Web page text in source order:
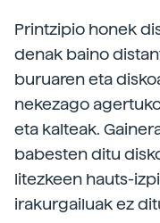
Printzipio honek
denak baino
buruaren eta
nekezago
eta kalteak.
babesten ditu
litezkeen hauts-
irakurgailuak ez